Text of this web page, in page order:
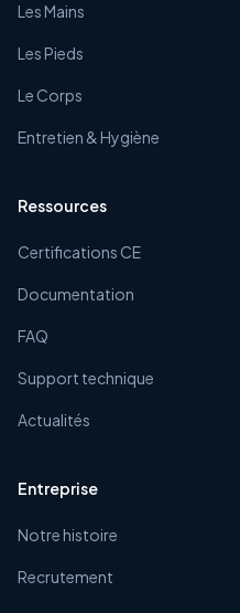
Les Mains
Les Pieds
Le Corps
Entretien & Hygiène
Ressources
Certifications CE
Documentation
FAQ
Support technique
Actualités
Entreprise
Notre histoire
Recrutement